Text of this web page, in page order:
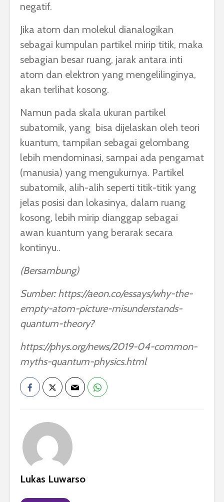
negatif.
Jika atom dan molekul dianalogikan
sebagai kumpulan partikel mirip titik, maka
sebagian besar ruang, jarak antara inti
atom dan elektron yang mengelilinginya,
akan terlihat kosong.
Namun pada skala ukuran partikel
subatomik, yang bisa dijelaskan oleh teori
kuantum, tampilan sebagai gelombang
lebih mendominasi, sampai ada pengamat
(manusia) yang mengukurnya. Partikel
subatomik, alih-alih seperti titik-titik yang
jelas posisi dan lokasinya, dalam ruang
kosong, lebih mirip dianggap sebagai
awan kuantum yang berarak secara
kontinyu..
(Bersambung)
Sumber: https://aeon.co/essays/why-the-
empty-atom-picture-misunderstands-
quantum-theory?
https://phys.org/news/2019-04-common-
myths-quantum-physics.html
Lukas Luwarso